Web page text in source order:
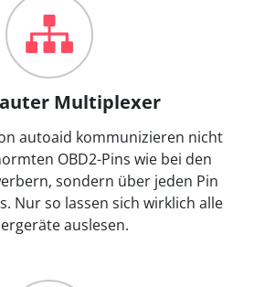
Multiplexer
autoaid kommunizieren nicht
OBD2-Pins wie bei den
sondern über jeden Pin
Nur so lassen sich wirklich alle
auslesen.